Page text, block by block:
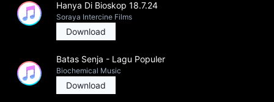
Hanya Di Bioskop 18.7.24
Soraya Intercine Films
Download
Batas Senja - Lagu Populer
Biochemical Music
Download